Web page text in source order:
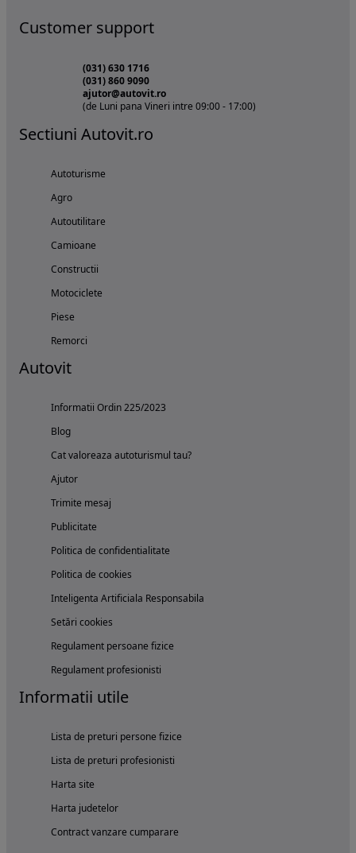
Customer support
(031) 630 1716
(031) 860 9090
ajutor@autovit.ro
(de Luni pana Vineri intre 09:00 - 17:00)
Sectiuni Autovit.ro
Autoturisme
Agro
Autoutilitare
Camioane
Constructii
Motociclete
Piese
Remorci
Autovit
Informatii Ordin 225/2023
Blog
Cat valoreaza autoturismul tau?
Ajutor
Trimite mesaj
Publicitate
Politica de confidentialitate
Politica de cookies
Inteligenta Artificiala Responsabila
Setări cookies
Regulament persoane fizice
Regulament profesionisti
Informatii utile
Lista de preturi persone fizice
Lista de preturi profesionisti
Harta site
Harta judetelor
Contract vanzare cumparare